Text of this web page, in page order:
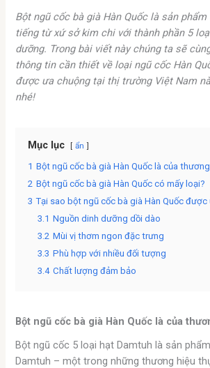
Bột ngũ cốc bà già Hàn Quốc là sản
tiếng từ xứ sở kim chi với thành phần 5
dưỡng. Trong bài viết này chúng ta sẽ
thông tin cần thiết về loại ngũ cốc Hàn
được ưa chuộng tại thị trường Việt Nam
nhé!
Mục lục ẩn
1 Bột ngũ cốc bà già Hàn Quốc là của
2 Bột ngũ cốc bà già Hàn Quốc có mấy loại?
3 Tại sao bột ngũ cốc bà già Hàn Quốc được
3.1 Nguồn dinh dưỡng dồi dào
3.2 Mùi vị thơm ngon đặc trưng
3.3 Phù hợp với nhiều đối tượng
3.4 Chất lượng đảm bảo
Bột ngũ cốc bà già Hàn Quốc là của
Bột ngũ cốc 5 loại hạt Damtuh là sản
Damtuh – một trong những thương hiệu